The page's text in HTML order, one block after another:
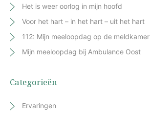
Het is weer oorlog in mijn hoofd
Voor het hart – in het hart – uit het hart
112: Mijn meeloopdag op de meldkamer
Mijn meeloopdag bij Ambulance Oost
Categorieën
Ervaringen